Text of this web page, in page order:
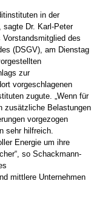
in der
sagte Dr. Karl-Peter
des
(DSGV), am Dienstag
zur
vorgeschlagenen
zugute. „Wenn für
zusätzliche Belastungen
vorgezogen
sehr hilfreich.
Energie um ihre
so Schackmann-
mittlere Unternehmen